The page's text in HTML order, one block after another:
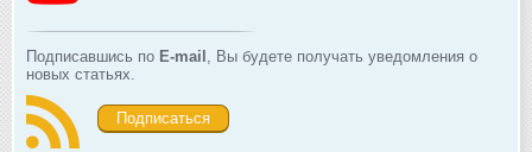
Подписавшись по E-mail , Вы будете получать уведомления о
новых статьях.
Подписаться